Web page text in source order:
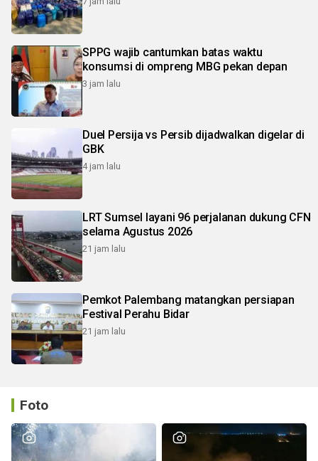
SPPG wajib cantumkan batas waktu
konsumsi di ompreng MBG pekan depan
3 jam lalu
Duel Persija vs Persib dijadwalkan digelar di
GBK
4 jam lalu
LRT Sumsel layani 96 perjalanan dukung CFN
selama Agustus 2026
21 jam lalu
Pemkot Palembang matangkan persiapan
Festival Perahu Bidar
21 jam lalu
Foto